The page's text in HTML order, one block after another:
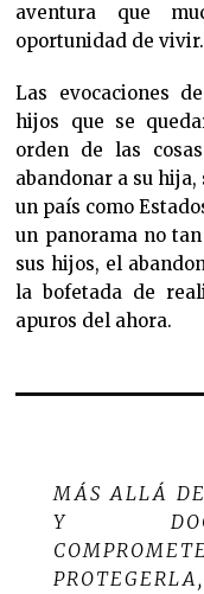
aventura que
oportunidad de vivir.
Las evocaciones
hijos que se
orden de las
abandonar a su
un país como
un panorama no
sus hijos, el
la bofetada de
apuros del ahora.
MÁS ALLÁ
Y